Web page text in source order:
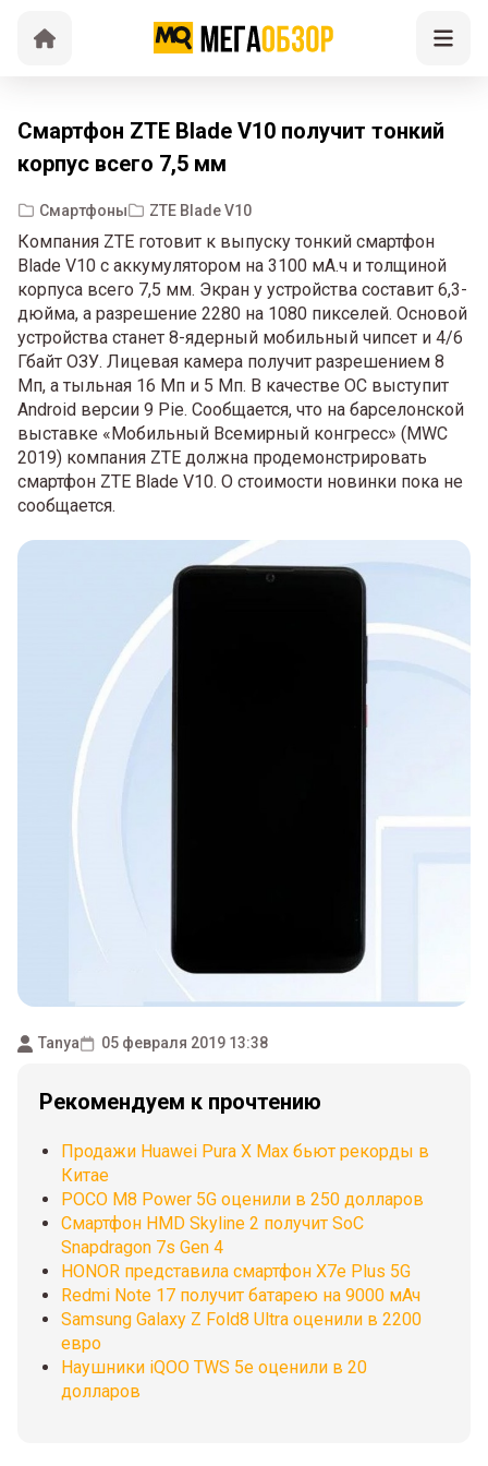
Смартфон ZTE Blade V10 получит тонкий
корпус всего 7,5 мм
Смартфоны ZTE Blade V10
Компания ZTE готовит к выпуску тонкий смартфон
Blade V10 с аккумулятором на 3100 мА.ч и толщиной
корпуса всего 7,5 мм. Экран у устройства составит 6,3-
дюйма, а разрешение 2280 на 1080 пикселей. Основой
устройства станет 8-ядерный мобильный чипсет и 4/6
Гбайт ОЗУ. Лицевая камера получит разрешением 8
Мп, а тыльная 16 Мп и 5 Мп. В качестве ОС выступит
Android версии 9 Pie. Сообщается, что на барселонской
выставке «Мобильный Всемирный конгресс» (MWC
2019) компания ZTE должна продемонстрировать
смартфон ZTE Blade V10. О стоимости новинки пока не
сообщается.
Tanya 05 февраля 2019 13:38
Рекомендуем к прочтению
Продажи Huawei Pura X Max бьют рекорды в
Китае
POCO M8 Power 5G оценили в 250 долларов
Смартфон HMD Skyline 2 получит SoC
Snapdragon 7s Gen 4
HONOR представила смартфон X7e Plus 5G
Redmi Note 17 получит батарею на 9000 мАч
Samsung Galaxy Z Fold8 Ultra оценили в 2200
евро
Наушники iQOO TWS 5e оценили в 20
долларов